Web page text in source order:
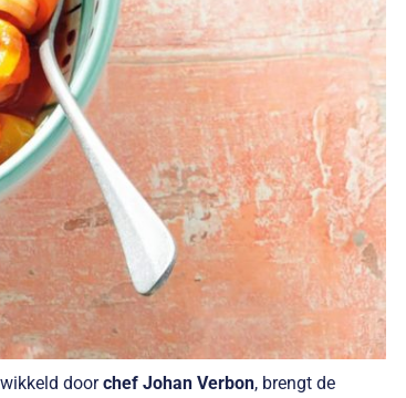
doorchef Johan Verbon, brengt de